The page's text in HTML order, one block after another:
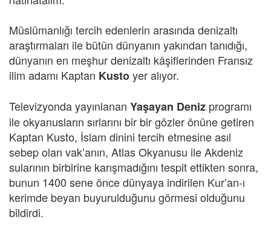
Müslümanlığı tercih edenlerin arasında denizaltı
araştırmaları ile bütün dünyanın yakından tanıdığı,
dünyanın en meşhur denizaltı kâşiflerinden Fransız
ilim adamı Kaptan Kustoyer alıyor.
Televizyonda yayınlanan Yaşayan Deniz programı
ile okyanusların sırlarını bir bir gözler önüne getiren
Kaptan Kusto, İslam dinini tercih etmesine asıl
sebep olan vak’anın, Atlas Okyanusu ile Akdeniz
sularının birbirine karışmadığını tespit ettikten sonra,
bunun 1400 sene önce dünyaya indirilen Kur’an-ı
kerimde beyan buyurulduğunu görmesi olduğunu
bildirdi.